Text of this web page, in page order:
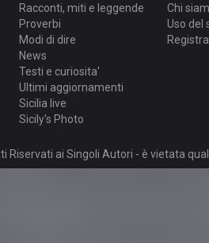
Racconti, miti e leggende
Proverbi
Modi di dire
News
Testi e curiosita'
Ultimi aggiornamenti
Sicilia live
Sicily's Photo
Chi
Uso del
Riservati ai Singoli Autori - è vietata